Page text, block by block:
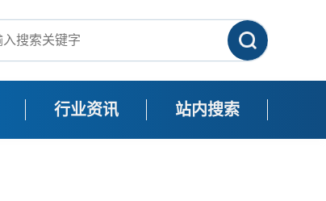
行业资讯 站内搜索